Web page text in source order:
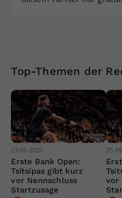
Top-Themen der
25.09.2025
Erste Bank Open:
Tsitsipas gibt kurz
vor Nennschluss
Startzusage
vor